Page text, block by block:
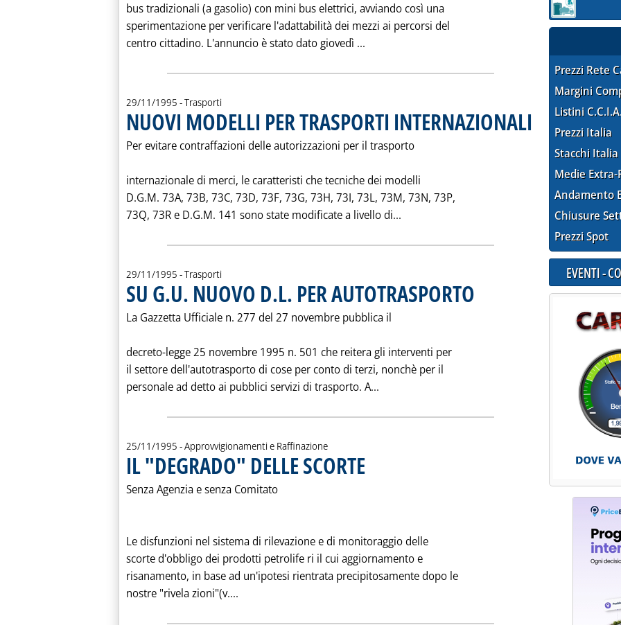
bus tradizionali (a gasolio) con mini bus elettrici, avviando così una
sperimentazione per verificare l'adattabilità dei mezzi ai percorsi del
centro cittadino. L'annuncio è stato dato giovedì ... Leggi tutta la notizia: 'AD ORVIETO PRIMI BUS
29/11/1995 - Trasporti
NUOVI MODELLI PER TRASPORTI INTERNAZIONALI . Pubblicata mercoledì 29
Per evitare contraffazioni delle autorizzazioni per il trasporto
internazionale di merci, le caratteristi che tecniche dei modelli
D.G.M. 73A, 73B, 73C, 73D, 73F, 73G, 73H, 73I, 73L, 73M, 73N, 73P,
73Q, 73R e D.G.M. 141 sono state modificate a livello di... Leggi tutta la notizia: 'NUOVI MODELLI PER
29/11/1995 - Trasporti
SU G.U. NUOVO D.L. PER AUTOTRASPORTO . Pubblicata mercoledì 29 novembre 1995
La Gazzetta Ufficiale n. 277 del 27 novembre pubblica il
decreto-legge 25 novembre 1995 n. 501 che reitera gli interventi per
il settore dell'autotrasporto di cose per conto di terzi, nonchè per il
personale ad detto ai pubblici servizi di trasporto. A... Leggi tutta la notizia: 'SU G.U. NUOVO D.L. PER
25/11/1995 - Approvvigionamenti e Raffinazione
IL "DEGRADO" DELLE SCORTE
Senza Agenzia e senza Comitato
Le disfunzioni nel sistema di rilevazione e di monitoraggio delle
scorte d'obbligo dei prodotti petrolife ri il cui aggiornamento e
risanamento, in base ad un'ipotesi rientrata precipitosamente dopo le
nostre "rivela zioni"(v....
Sezione:
Prezzi Rete
Margini
Listini
Prezzi Italia
Stacchi Italia
Medie Extra-
Andamento
Chiusure
Prezzi Spot
EVENTI -